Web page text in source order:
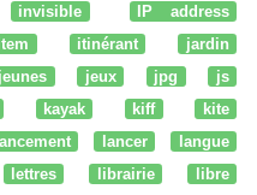
invisible
IP address
itinérant
jardin
jeunes jeux jpg
js
kayak kiff
kite
lancement lancer
langue
lettres librairie
libre